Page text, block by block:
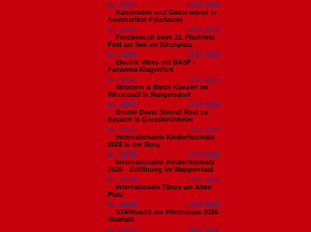
Nr. 18771
19.07.2026
Kameraden und Gäste waren in
Sommerfest-Feierlaune
Nr. 18770
18.07.2026
Fotobesuch beim 22. Fischfest
Feld am See am Kirchplatz
Nr. 18769
18.07.2026
Electric Vibes mit BASF -
Fanarena Klagenfurt
Nr. 18768
17.07.2026
Strottern & Blech Konzert im
Wirtstdadl in Rangersdorf
Nr. 18767
17.07.2026
Bruder David Steindl Rast zu
Besuch in Grosskirchheim
Nr. 18766
17.07.2026
Internationalen Kinderfestivals
2026 in der Burg
Nr. 18765
17.07.2026
Internationalen Kinderfestivals
2026 – Eröffnung im Wappensaal
Nr. 18764
17.07.2026
Internationale Tänze am Alten
Platz
Nr. 18763
14.07.2026
STARnacht am Wörthersee 2026
/Startalk
Nr. 18762
14.07.2026